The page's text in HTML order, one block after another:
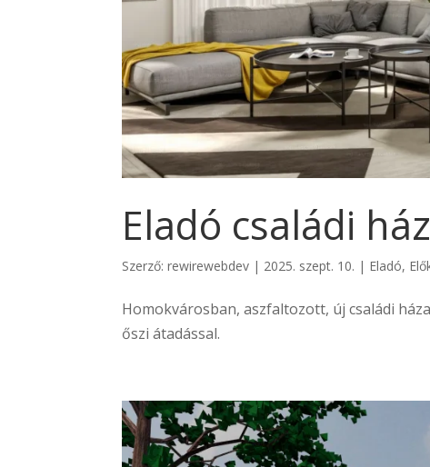
Eladó családi
Szerző:rewirewebdev | 2025. szept. 10. | Eladó,
Homokvárosban, aszfaltozott, új családi
őszi átadással.